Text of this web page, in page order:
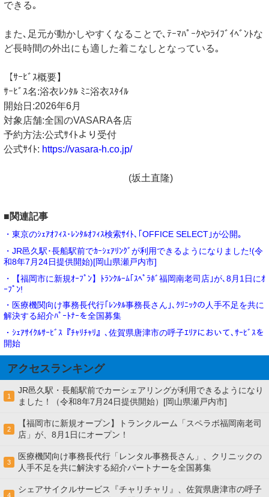
できる｡
また､足元が動かしやすくなることで､ﾃｰﾏﾊﾟｰｸやﾗｲﾌﾞｲﾍﾞﾝﾄな
ど長時間の外出にも適した着こなしとなっている｡
【ｻｰﾋﾞｽ概要】
ｻｰﾋﾞｽ名:浴衣ﾚﾝﾀﾙ ﾐﾆ浴衣ｽﾀｲﾙ
開始日:2026年6月
対象店舗:全国のVASARA各店
予約方法:公式ｻｲﾄより受付
公式ｻｲﾄ: https://vasara-h.co.jp/
(坂土直隆)
■関連記事
・東京のｼｪｱｵﾌｨｽ･ﾚﾝﾀﾙｵﾌｨｽ検索ｻｲﾄ､｢OFFICE SELECT｣が公開｡
・JR邑久駅･長船駅前でｶｰｼｪｱﾘﾝｸﾞが利用できるようになりました!(令
和8年7月24日提供開始)[岡山県瀬戸内市]
・【福岡市に新規ｵｰﾌﾟﾝ】ﾄﾗﾝｸﾙｰﾑ｢ｽﾍﾟﾗﾎﾞ福岡南老司店｣が､8月1日にｵ
ｰﾌﾟﾝ!
・医療機関向け事務長代行｢ﾚﾝﾀﾙ事務長さん｣､ｸﾘﾆｯｸの人手不足を共に
解決する紹介ﾊﾟｰﾄﾅｰを全国募集
・ｼｪｱｻｲｸﾙｻｰﾋﾞｽ『ﾁｬﾘﾁｬﾘ』､佐賀県唐津市の呼子ｴﾘｱにおいて､ｻｰﾋﾞｽを
開始
アクセスランキング
1
JR邑久駅・長船駅前でカーシェアリングが利用できるようになり
ました！（令和8年7月24日提供開始）[岡山県瀬戸内市]
2
【福岡市に新規オープン】トランクルーム「スペラボ福岡南老司
店」が、8月1日にオープン！
3
医療機関向け事務長代行「レンタル事務長さん」、クリニックの
人手不足を共に解決する紹介パートナーを全国募集
4
シェアサイクルサービス『チャリチャリ』、佐賀県唐津市の呼子